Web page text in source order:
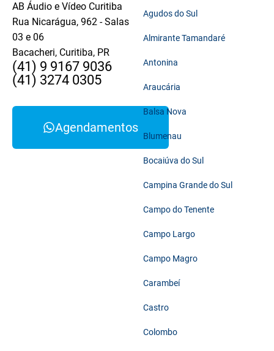
AB Áudio e Vídeo Curitiba
Rua Nicarágua, 962 - Salas
03 e 06
Bacacheri, Curitiba, PR
(41) 9 9167 9036
(41) 3274 0305
Agendamentos
Agudos do Sul
Almirante Tamandaré
Antonina
Araucária
Balsa Nova
Blumenau
Bocaiúva do Sul
Campina Grande do Sul
Campo do Tenente
Campo Largo
Campo Magro
Carambeí
Castro
Colombo